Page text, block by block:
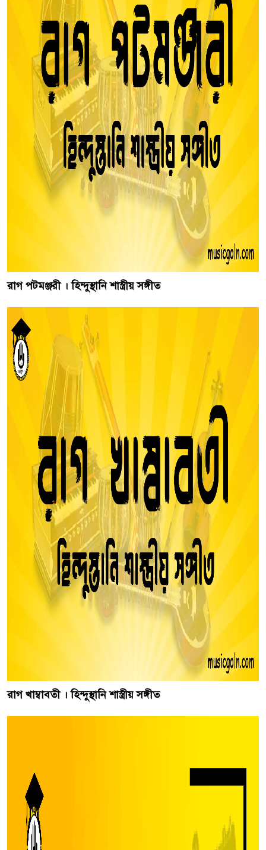
রাগ পটমঞ্জরী । হিন্দুস্থানি শাস্ত্রীয় সঙ্গীত
রাগ খাম্বাবতী । হিন্দুস্থানি শাস্ত্রীয় সঙ্গীত